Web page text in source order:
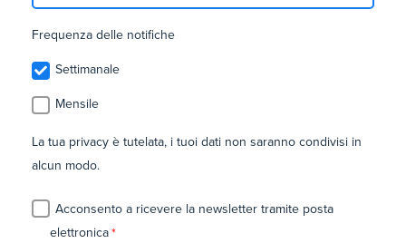
Frequenza delle notifiche
Settimanale
Mensile
La tua privacy è tutelata, i tuoi dati non saranno condivisi in
alcun modo.
Acconsento a ricevere la newsletter tramite posta
elettronica*